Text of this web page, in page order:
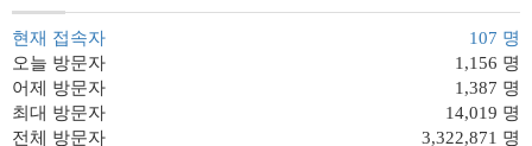
현재 접속자
107 명
오늘 방문자
1,156 명
어제 방문자
1,387 명
최대 방문자
14,019 명
전체 방문자
3,322,871 명